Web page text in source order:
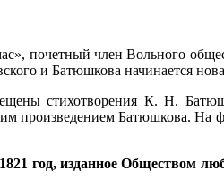
почетный член Вольного
и Батюшкова начинается
стихотворения К. Н.
произведением Батюшкова.
год, изданное Обществом